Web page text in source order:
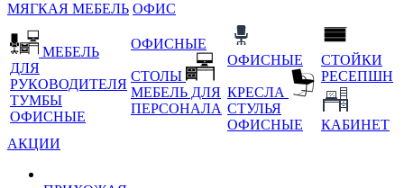
МЯГКАЯ МЕБЕЛЬ ОФИС
МЕБЕЛЬ
ДЛЯ
РУКОВОДИТЕЛЯ
ТУМБЫ
ОФИСНЫЕ
ОФИСНЫЕ
СТОЛЫ
МЕБЕЛЬ ДЛЯ
ПЕРСОНАЛА
ОФИСНЫЕ
КРЕСЛА
СТУЛЬЯ
ОФИСНЫЕ
СТОЙКИ
РЕСЕПШН
КАБИНЕТ
АКЦИИ